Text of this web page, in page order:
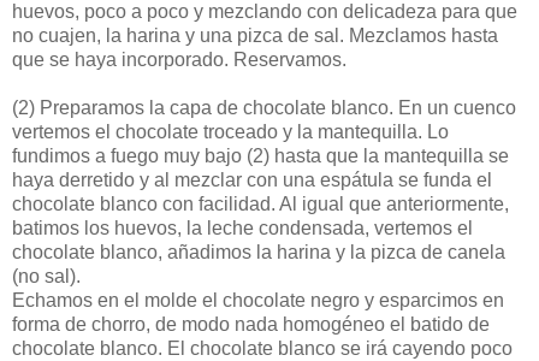
huevos, poco a poco y mezclando con delicadeza para que
no cuajen, la harina y una pizca de sal. Mezclamos hasta
que se haya incorporado. Reservamos.
(2) Preparamos la capa de chocolate blanco. En un cuenco
vertemos el chocolate troceado y la mantequilla. Lo
fundimos a fuego muy bajo (2) hasta que la mantequilla se
haya derretido y al mezclar con una espátula se funda el
chocolate blanco con facilidad. Al igual que anteriormente,
batimos los huevos, la leche condensada, vertemos el
chocolate blanco, añadimos la harina y la pizca de canela
(no sal).
Echamos en el molde el chocolate negro y esparcimos en
forma de chorro, de modo nada homogéneo el batido de
chocolate blanco. El chocolate blanco se irá cayendo poco